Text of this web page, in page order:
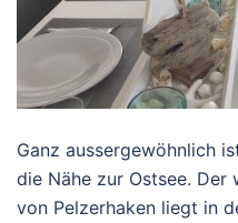
Ganz aussergewöhnlich
die Nähe zur Ostsee. Der
von Pelzerhaken liegt in